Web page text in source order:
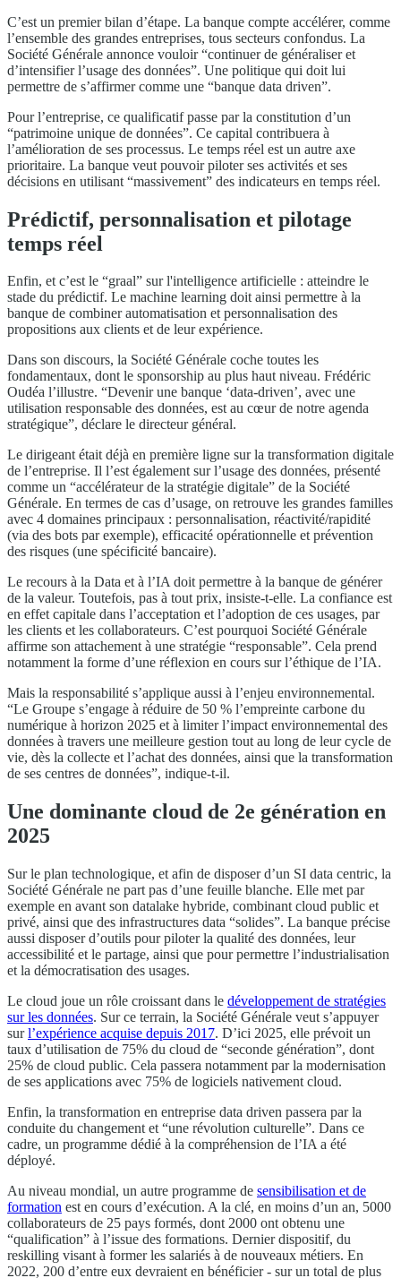
C’est un premier bilan d’étape. La banque compte accélérer, comme
l’ensemble des grandes entreprises, tous secteurs confondus. La
Société Générale annonce vouloir “continuer de généraliser et
d’intensifier l’usage des données”. Une politique qui doit lui
permettre de s’affirmer comme une “banque data driven”.
Pour l’entreprise, ce qualificatif passe par la constitution d’un
“patrimoine unique de données”. Ce capital contribuera à
l’amélioration de ses processus. Le temps réel est un autre axe
prioritaire. La banque veut pouvoir piloter ses activités et ses
décisions en utilisant “massivement” des indicateurs en temps réel.
Prédictif, personnalisation et pilotage
temps réel
Enfin, et c’est le “graal” sur l'intelligence artificielle : atteindre le
stade du prédictif. Le machine learning doit ainsi permettre à la
banque de combiner automatisation et personnalisation des
propositions aux clients et de leur expérience.
Dans son discours, la Société Générale coche toutes les
fondamentaux, dont le sponsorship au plus haut niveau. Frédéric
Oudéa l’illustre. “Devenir une banque ‘data-driven’, avec une
utilisation responsable des données, est au cœur de notre agenda
stratégique”, déclare le directeur général.
Le dirigeant était déjà en première ligne sur la transformation digitale
de l’entreprise. Il l’est également sur l’usage des données, présenté
comme un “accélérateur de la stratégie digitale” de la Société
Générale. En termes de cas d’usage, on retrouve les grandes familles
avec 4 domaines principaux : personnalisation, réactivité/rapidité
(via des bots par exemple), efficacité opérationnelle et prévention
des risques (une spécificité bancaire).
Le recours à la Data et à l’IA doit permettre à la banque de générer
de la valeur. Toutefois, pas à tout prix, insiste-t-elle. La confiance est
en effet capitale dans l’acceptation et l’adoption de ces usages, par
les clients et les collaborateurs. C’est pourquoi Société Générale
affirme son attachement à une stratégie “responsable”. Cela prend
notamment la forme d’une réflexion en cours sur l’éthique de l’IA.
Mais la responsabilité s’applique aussi à l’enjeu environnemental.
“Le Groupe s’engage à réduire de 50 % l’empreinte carbone du
numérique à horizon 2025 et à limiter l’impact environnemental des
données à travers une meilleure gestion tout au long de leur cycle de
vie, dès la collecte et l’achat des données, ainsi que la transformation
de ses centres de données”, indique-t-il.
Une dominante cloud de 2e génération en
2025
Sur le plan technologique, et afin de disposer d’un SI data centric, la
Société Générale ne part pas d’une feuille blanche. Elle met par
exemple en avant son datalake hybride, combinant cloud public et
privé, ainsi que des infrastructures data “solides”. La banque précise
aussi disposer d’outils pour piloter la qualité des données, leur
accessibilité et le partage, ainsi que pour permettre l’industrialisation
et la démocratisation des usages.
Le cloud joue un rôle croissant dans le développement de stratégies
sur les données. Sur ce terrain, la Société Générale veut s’appuyer
surl’expérience acquise depuis 2017. D’ici 2025, elle prévoit un
taux d’utilisation de 75% du cloud de “seconde génération”, dont
25% de cloud public. Cela passera notamment par la modernisation
de ses applications avec 75% de logiciels nativement cloud.
Enfin, la transformation en entreprise data driven passera par la
conduite du changement et “une révolution culturelle”. Dans ce
cadre, un programme dédié à la compréhension de l’IA a été
déployé.
Au niveau mondial, un autre programme de sensibilisation et de
formation est en cours d’exécution. A la clé, en moins d’un an, 5000
collaborateurs de 25 pays formés, dont 2000 ont obtenu une
“qualification” à l’issue des formations. Dernier dispositif, du
reskilling visant à former les salariés à de nouveaux métiers. En
2022, 200 d’entre eux devraient en bénéficier - sur un total de plus